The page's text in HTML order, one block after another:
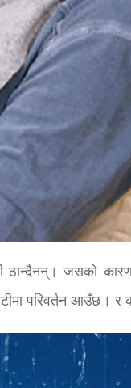
जसको
परिवर्तन आउँछ। र